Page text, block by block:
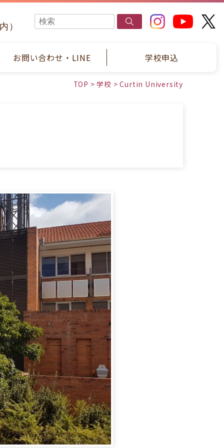
）
お問い合わせ・LINE 学校申込
TOP >学校 >Curtin University